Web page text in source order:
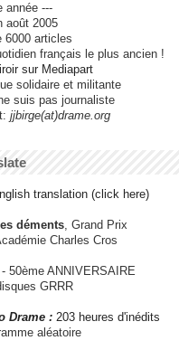
---
août 2005
6000 articles
français le plus ancien !
sur Mediapart
solidaire et militante
suis pas journaliste
jjbirge(at)drame.org
translation (click here)
déments , Grand Prix
Charles Cros
- 50ème ANNIVERSAIRE
GRRR
Drame : 203 heures d'inédits
aléatoire